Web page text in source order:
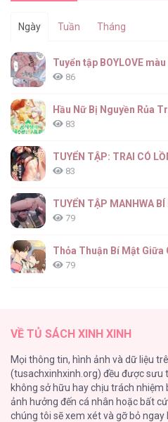
Ngày Tuần Tháng
Tuyển tập BOYLOVE
86
Hầu Nữ Bị Nguyền Rủa
83
TUYỂN TẬP: TRAI CÓ
83
TUYỂN TẬP MANHWA
79
Thỏa Thuận Bí Mật Giữa
79
51
Bí Mật Thanh Xuân
51
VỀ TỦ SÁCH XINH XINH
Mọi thông tin, hình ảnh và dữ liệu
(tusachxinhxinh.org) đều được sưu
không sở hữu hay chịu trách nhiệm
ảnh hưởng đến cá nhân hoặc bất
chúng tôi sẽ xem xét và gỡ bỏ ngay